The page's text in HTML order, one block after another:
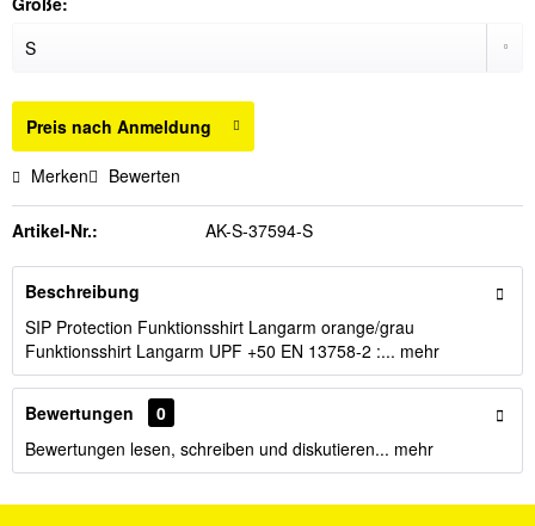
Preis nach Anmeldung
Merken Bewerten
Artikel-Nr.: AK-S-37594-S
Beschreibung
SIP Protection Funktionsshirt Langarm orange/grau
Funktionsshirt Langarm UPF +50 EN 13758-2 :... mehr
Bewertungen
0
Bewertungen lesen, schreiben und diskutieren... mehr